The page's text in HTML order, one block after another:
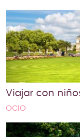
Viajar con
OCIO